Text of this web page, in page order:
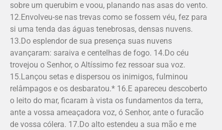
sobre um querubim e voou, planando nas asas do vento.
12.Envolveu-se nas trevas como se fossem véu, fez para
si uma tenda das águas tenebrosas, densas nuvens.
13.Do esplendor de sua presença suas nuvens
avançaram: saraiva e centelhas de fogo. 14.Do céu
trovejou o Senhor, o Altíssimo fez ressoar sua voz.
15.Lançou setas e dispersou os inimigos, fulminou
relâmpagos e os desbaratou.* 16.E apareceu descoberto
o leito do mar, ficaram à vista os fundamentos da terra,
ante a vossa ameaçadora voz, ó Senhor, ante o furacão
de vossa cólera. 17.Do alto estendeu a sua mão e me